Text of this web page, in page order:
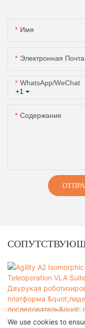
Имя
Электронная Почта
+1
WhatsApp/WeChat
Содержание
We use cookies to